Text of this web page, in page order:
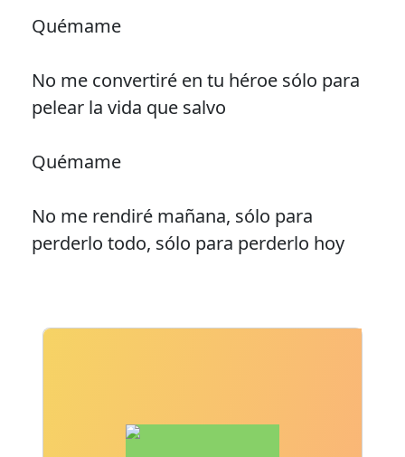
Quémame
No me convertiré en tu héroe sólo para
pelear la vida que salvo
Quémame
No me rendiré mañana, sólo para
perderlo todo, sólo para perderlo hoy